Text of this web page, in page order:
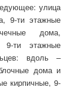
улица
9-ти этажные
дома,
9-ти этажные
вдоль –
дома и
кирпичные, 9-